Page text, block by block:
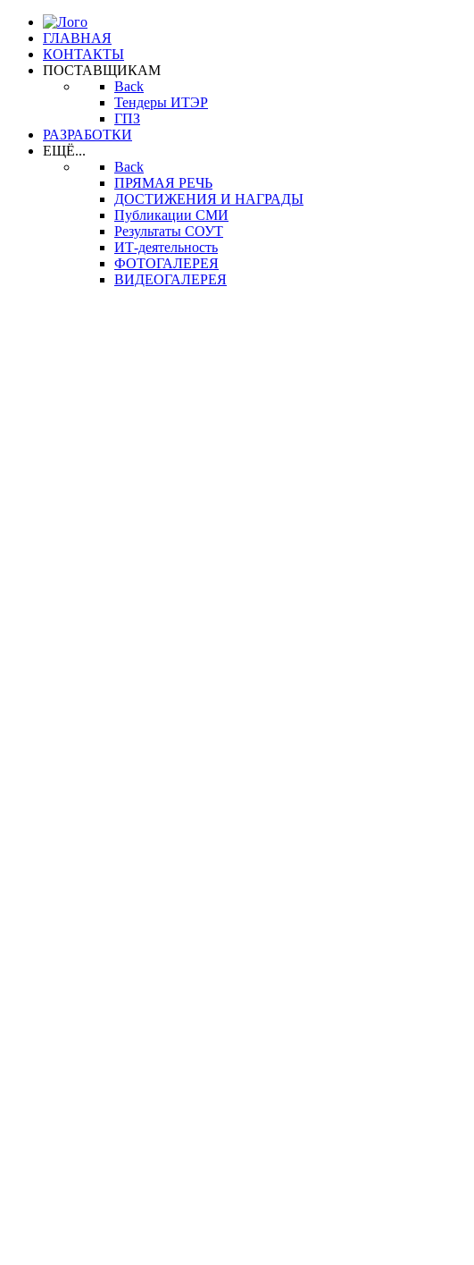
ГЛАВНАЯ
КОНТАКТЫ
ПОСТАВЩИКАМ
Back
Тендеры ИТЭР
ГПЗ
РАЗРАБОТКИ
ЕЩЁ...
Back
ПРЯМАЯ РЕЧЬ
ДОСТИЖЕНИЯ И НАГРАДЫ
Публикации СМИ
Результаты СОУТ
ИТ-деятельность
ФОТОГАЛЕРЕЯ
ВИДЕОГАЛЕРЕЯ